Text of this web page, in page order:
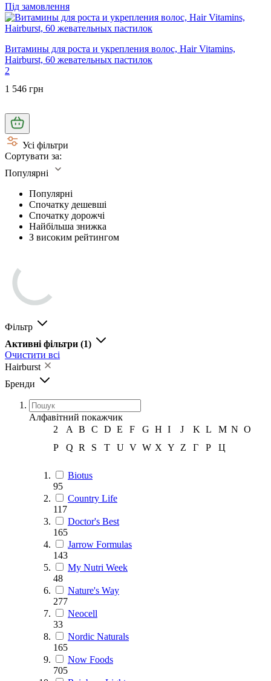
Під замовлення
Витамины для роста и укрепления волос, Hair Vitamins,
Hairburst, 60 жевательных пастилок
2
1 546 грн
Усі фільтри
Сортувати за:
Популярні
Популярні
Спочатку дешевші
Спочатку дорожчі
Найбільша знижка
З високим рейтингом
Фільтр
Активні фільтри (1)
Очистити всі
Hairburst
Бренди
Алфавітний покажчик
2
A B C D E F G H I J K L M N O
P
Q R S T U V W X Y Z Г Р Ц
Biotus
95
Country Life
117
Doctor's Best
165
Jarrow Formulas
143
My Nutri Week
48
Nature's Way
277
Neocell
33
Nordic Naturals
165
Now Foods
705